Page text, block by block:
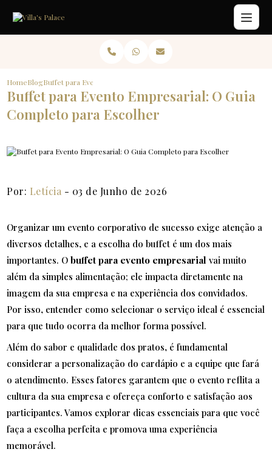
HomeBlogBuffet para Evento Empresarial: O Guia Completo para Escolher
Buffet para Evento Empresarial: O Guia
Completo para Escolher
Por: Letícia - 03 de Junho de 2026
Organizar um evento corporativo de sucesso exige atenção a
diversos detalhes, e a escolha do buffet é um dos mais
importantes. Obuffet para evento empresarial vai muito
além da simples alimentação; ele impacta diretamente na
imagem da sua empresa e na experiência dos convidados.
Por isso, entender como selecionar o serviço ideal é essencial
para que tudo ocorra da melhor forma possível.
Além do sabor e qualidade dos pratos, é fundamental
considerar a personalização do cardápio e a equipe que fará
o atendimento. Esses fatores garantem que o evento reflita a
cultura da sua empresa e ofereça conforto e satisfação aos
participantes. Vamos explorar dicas essenciais para que você
faça a escolha perfeita e promova uma experiência
memorável.